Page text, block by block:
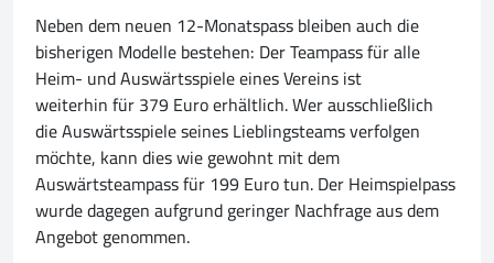
Neben dem neuen 12-Monatspass bleiben auch die
bisherigen Modelle bestehen: Der Teampass für alle
Heim- und Auswärtsspiele eines Vereins ist
weiterhin für 379 Euro erhältlich. Wer ausschließlich
die Auswärtsspiele seines Lieblingsteams verfolgen
möchte, kann dies wie gewohnt mit dem
Auswärtsteampass für 199 Euro tun. Der Heimspielpass
wurde dagegen aufgrund geringer Nachfrage aus dem
Angebot genommen.